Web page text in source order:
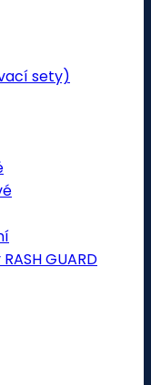
sety)
GUARD